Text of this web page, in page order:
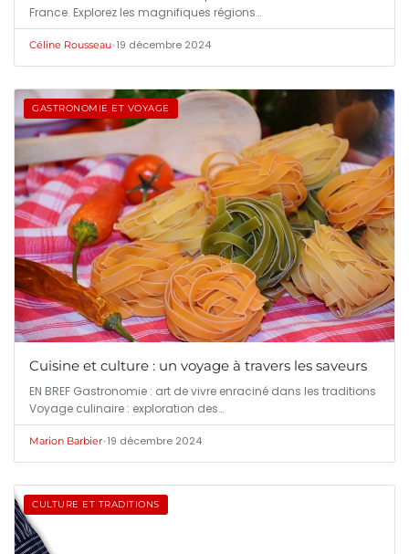
France. Explorez les magnifiques régions…
Céline Rousseau•19 décembre 2024
GASTRONOMIE ET VOYAGE
Cuisine et culture : un voyage à travers les saveurs
EN BREF Gastronomie : art de vivre enraciné dans les traditions
Voyage culinaire : exploration des…
Marion Barbier•19 décembre 2024
CULTURE ET TRADITIONS